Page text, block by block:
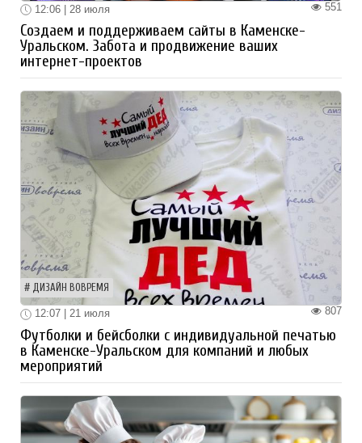
551
12:06 | 28 июля
Создаем и поддерживаем сайты в Каменске-
Уральском. Забота и продвижение ваших
интернет-проектов
ДИЗАЙН ВОВРЕМЯ
807
12:07 | 21 июля
Футболки и бейсболки с индивидуальной печатью
в Каменске-Уральском для компаний и любых
мероприятий